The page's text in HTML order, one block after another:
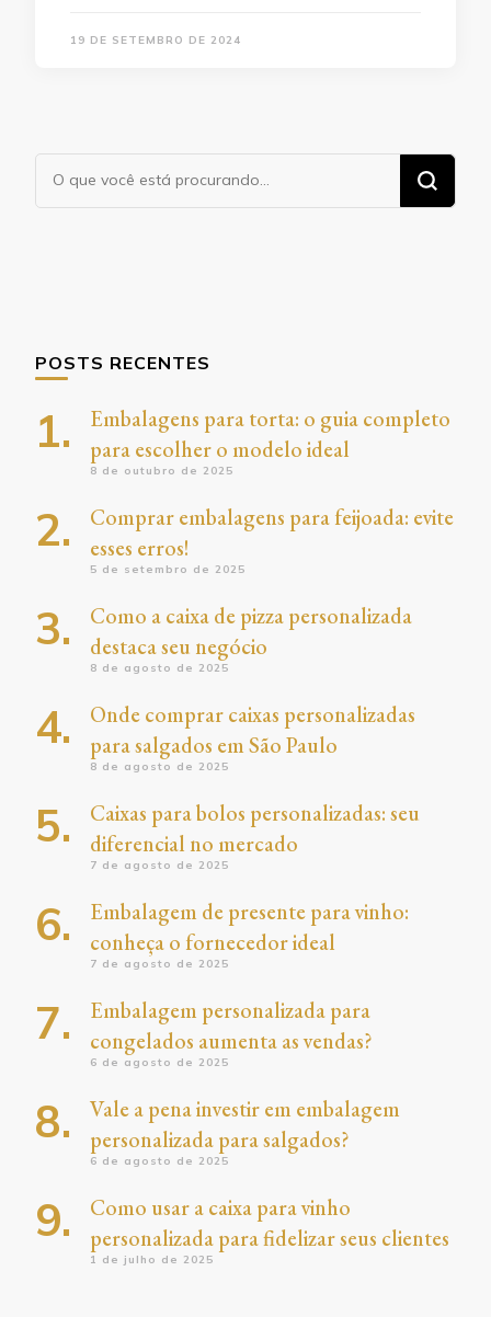
19 DE SETEMBRO DE 2024
Procurando
POSTS RECENTES
Embalagens para torta: o guia completo
para escolher o modelo ideal
8 de outubro de 2025
Comprar embalagens para feijoada: evite
esses erros!
5 de setembro de 2025
Como a caixa de pizza personalizada
destaca seu negócio
8 de agosto de 2025
Onde comprar caixas personalizadas
para salgados em São Paulo
8 de agosto de 2025
Caixas para bolos personalizadas: seu
diferencial no mercado
7 de agosto de 2025
Embalagem de presente para vinho:
conheça o fornecedor ideal
7 de agosto de 2025
Embalagem personalizada para
congelados aumenta as vendas?
6 de agosto de 2025
Vale a pena investir em embalagem
personalizada para salgados?
6 de agosto de 2025
Como usar a caixa para vinho
personalizada para fidelizar seus clientes
1 de julho de 2025